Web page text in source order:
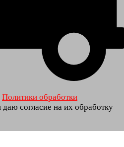
Политики обработки
даю согласие на их обработку